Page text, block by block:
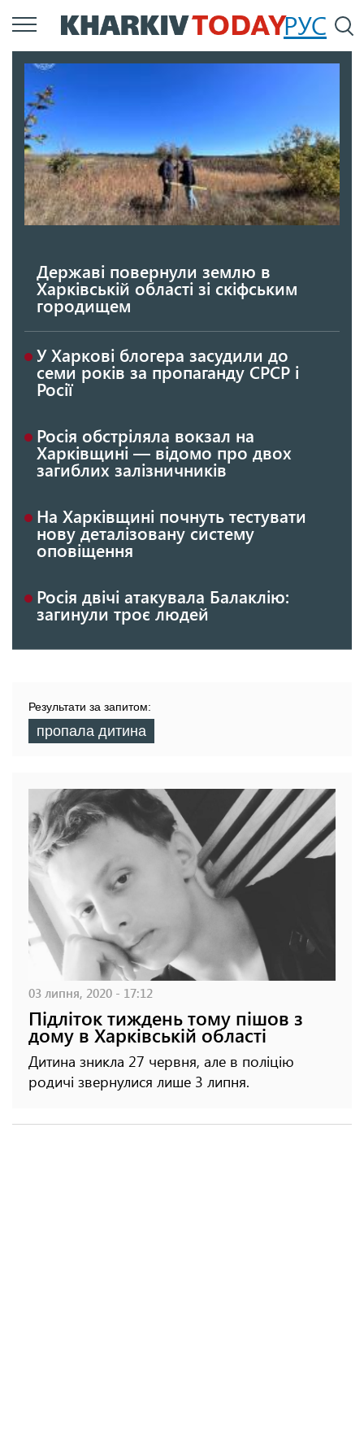
Перейти
до
РУС
Державі повернули землю в
Харківській області зі скіфським
городищем
У Харкові блогера засудили до
семи років за пропаганду СРСР і
Росії
Росія обстріляла вокзал на
Харківщині — відомо про двох
загиблих залізничників
На Харківщині почнуть тестувати
нову деталізовану систему
оповіщення
Росія двічі атакувала Балаклію:
загинули троє людей
Результати за запитом:
пропала дитина
03 липня, 2020 - 17:12
Підліток тиждень тому пішов з
дому в Харківській області
Дитина зникла 27 червня, але в поліцію
родичі звернулися лише 3 липня.